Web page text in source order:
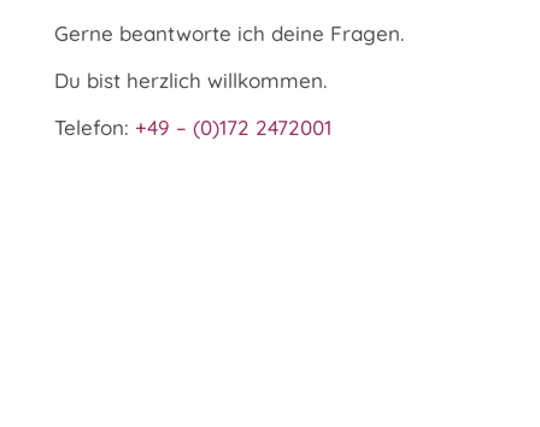
Gerne beantworte ich deine Fragen.
Du bist herzlich willkommen.
Telefon: +49 – (0)172 2472001